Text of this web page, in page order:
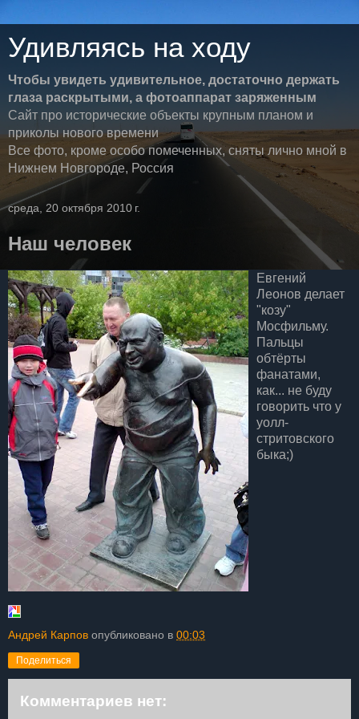
Удивляясь на ходу
Чтобы увидеть удивительное, достаточно держать
глаза раскрытыми, а фотоаппарат заряженным
Сайт про исторические объекты крупным планом и
приколы нового времени
Все фото, кроме особо помеченных, сняты лично мной в
Нижнем Новгороде, Россия
среда, 20 октября 2010 г.
Наш человек
Евгений
Леонов делает
"козу"
Мосфильму.
Пальцы
обтёрты
фанатами,
как... не буду
говорить что у
уолл-
стритовского
быка;)
Андрей Карпов опубликовано в 00:03
Поделиться
Комментариев нет: